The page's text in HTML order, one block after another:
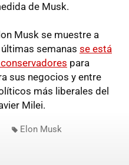
de Musk.
Musk se muestre a
últimas semanas se está
para
sus negocios y entre
más liberales del
Milei.
Elon Musk